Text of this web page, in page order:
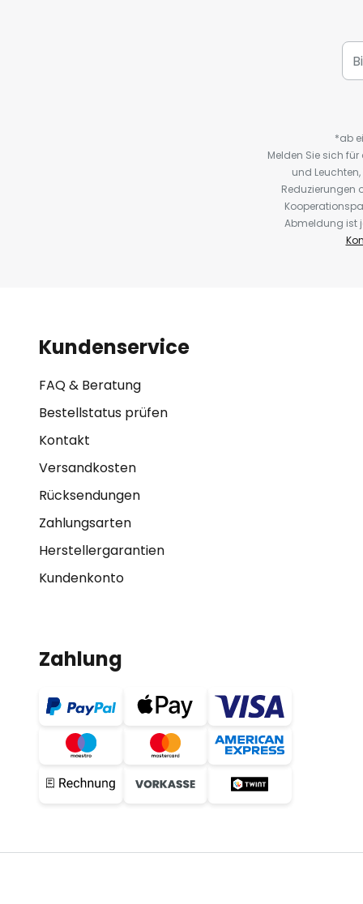
*ab
Melden Sie sich
und
Reduzierungen
Abmeldung ist
Kundenservice
FAQ & Beratung
Bestellstatus prüfen
Kontakt
Versandkosten
Rücksendungen
Zahlungsarten
Herstellergarantien
Kundenkonto
Zahlung